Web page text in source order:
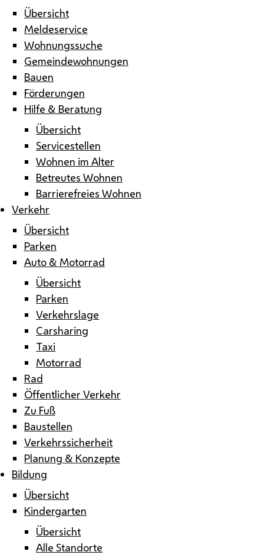
Übersicht
Meldeservice
Wohnungssuche
Gemeindewohnungen
Bauen
Förderungen
Hilfe & Beratung
Übersicht
Servicestellen
Wohnen im Alter
Betreutes Wohnen
Barrierefreies Wohnen
Verkehr
Übersicht
Parken
Auto & Motorrad
Übersicht
Parken
Verkehrslage
Carsharing
Taxi
Motorrad
Rad
Öffentlicher Verkehr
Zu Fuß
Baustellen
Verkehrssicherheit
Planung & Konzepte
Bildung
Übersicht
Kindergarten
Übersicht
Alle Standorte